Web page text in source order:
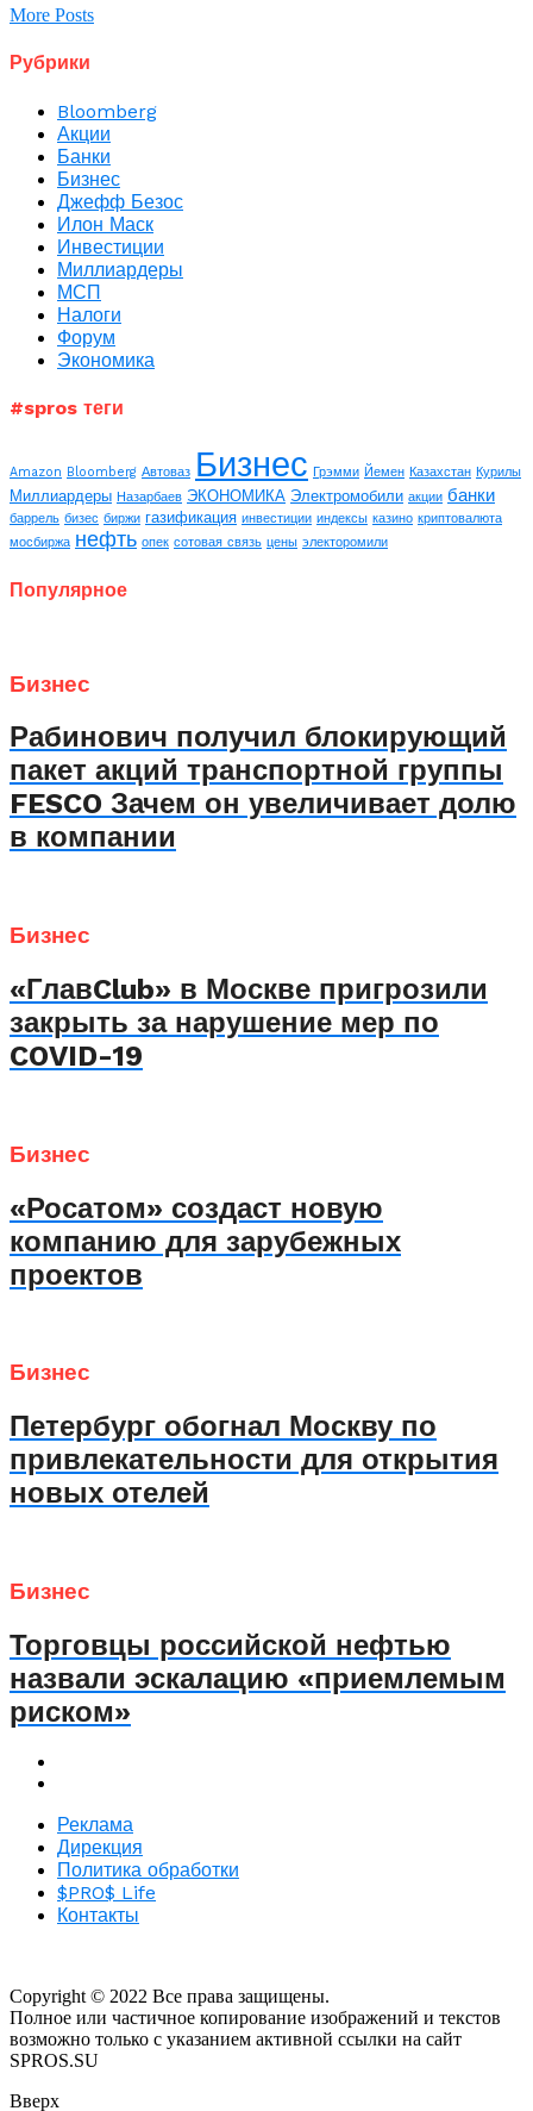
More Posts
Рубрики
Bloomberg
Акции
Банки
Бизнес
Джефф Безос
Илон Маск
Инвестиции
Миллиардеры
МСП
Налоги
Форум
Экономика
#spros теги
Amazon Bloomberg Автоваз Бизнес Грэмми Йемен Казахстан Курилы
Миллиардеры Назарбаев ЭКОНОМИКА Электромобили акции банки
баррель бизес биржи газификация инвестиции индексы казино криптовалюта
мосбиржа нефть опек сотовая связь цены электоромили
Популярное
Бизнес
Рабинович получил блокирующий
пакет акций транспортной группы
FESCO Зачем он увеличивает долю
в компании
Бизнес
«ГлавClub» в Москве пригрозили
закрыть за нарушение мер по
COVID-19
Бизнес
«Росатом» создаст новую
компанию для зарубежных
проектов
Бизнес
Петербург обогнал Москву по
привлекательности для открытия
новых отелей
Бизнес
Торговцы российской нефтью
назвали эскалацию «приемлемым
риском»
Реклама
Дирекция
Политика обработки
$PRO$ Life
Контакты
Copyright © 2022 Все права защищены.
Полное или частичное копирование изображений и текстов
возможно только с указанием активной ссылки на сайт
SPROS.SU
Вверх